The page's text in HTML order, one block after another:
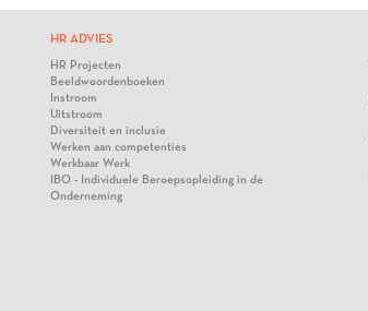
HR ADVIES
HR Projecten
Beeldwoordenboeken
Instroom
Uitstroom
Diversiteit en inclusie
Werken aan competenties
Werkbaar Werk
IBO - Individuele Beroepsopleiding in de
Onderneming